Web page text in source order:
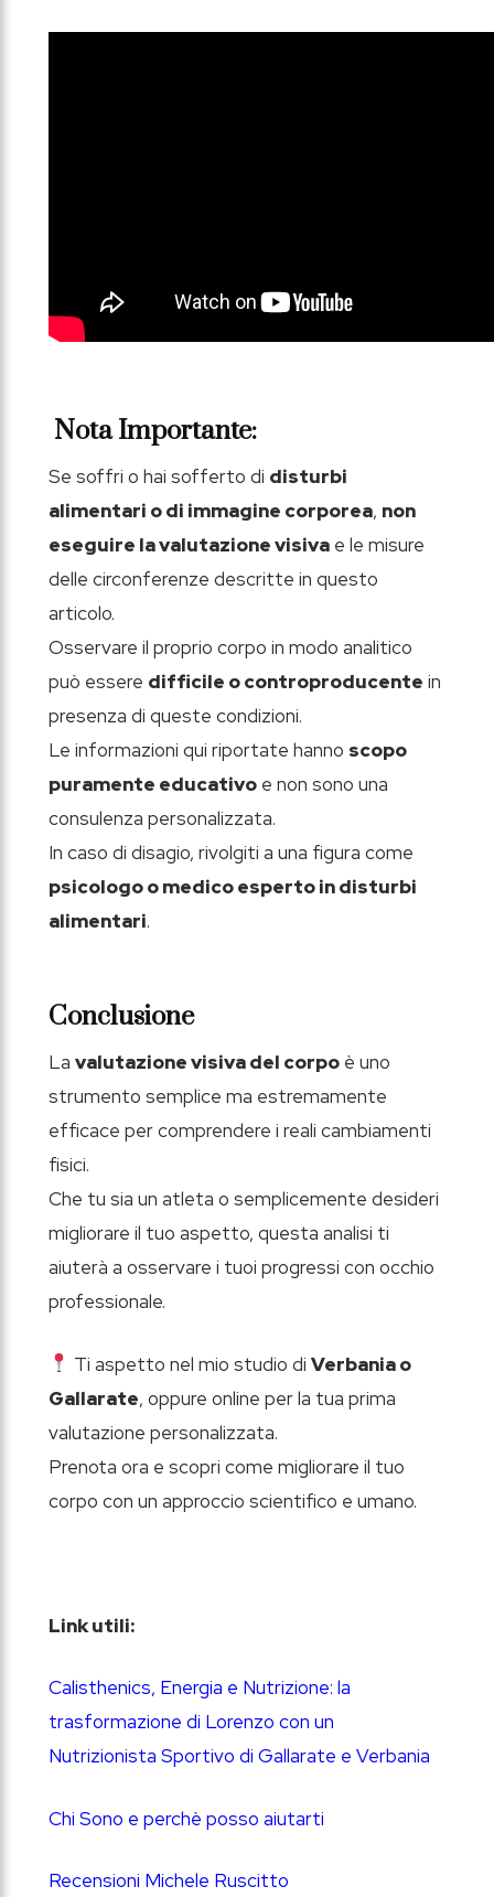
Nota Importante:
Se soffri o hai sofferto di disturbi
alimentari o di immagine corporea, non
eseguire la valutazione visiva e le misure
delle circonferenze descritte in questo
articolo.
Osservare il proprio corpo in modo analitico
può essere difficile o controproducente in
presenza di queste condizioni.
Le informazioni qui riportate hanno scopo
puramente educativo e non sono una
consulenza personalizzata.
In caso di disagio, rivolgiti a una figura come
psicologo o medico esperto in disturbi
alimentari.
Conclusione
La valutazione visiva del corpo è uno
strumento semplice ma estremamente
efficace per comprendere i reali cambiamenti
fisici.
Che tu sia un atleta o semplicemente desideri
migliorare il tuo aspetto, questa analisi ti
aiuterà a osservare i tuoi progressi con occhio
professionale.
Ti aspetto nel mio studio diVerbania o
Gallarate, oppure online per la tua prima
valutazione personalizzata.
Prenota ora e scopri come migliorare il tuo
corpo con un approccio scientifico e umano.
Link utili:
Calisthenics, Energia e Nutrizione: la
trasformazione di Lorenzo con un
Nutrizionista Sportivo di Gallarate e Verbania
Chi Sono e perchè posso aiutarti
Recensioni Michele Ruscitto